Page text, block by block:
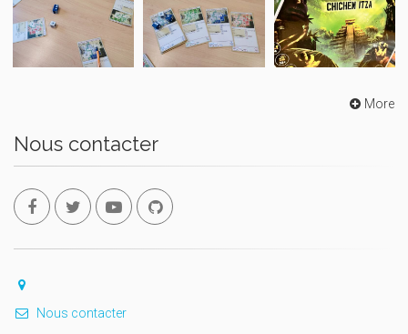
More
Nous contacter
Nous contacter